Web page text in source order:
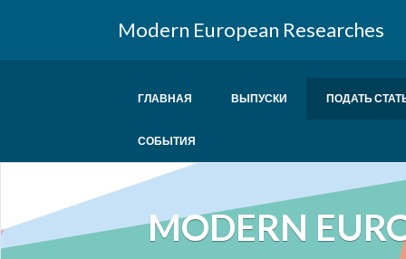
Modern European Researches
ГЛАВНАЯ ВЫПУСКИ ПОДАТЬ
СОБЫТИЯ
MODERN